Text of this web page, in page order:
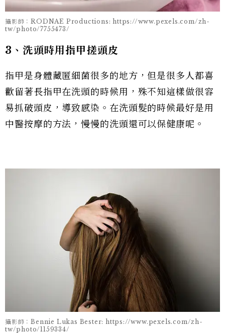
攝影師：RODNAE Productions: https://www.pexels.com/zh-
tw/photo/7755473/
3、洗頭時用指甲搓頭皮
指甲是身體藏匿細菌很多的地方，但是很多人都喜
歡留著長指甲在洗頭的時候用，殊不知這樣做很容
易抓破頭皮，導致感染。在洗頭髮的時候最好是用
中醫按摩的方法，慢慢的洗頭還可以保健康呢。
攝影師：Bennie Lukas Bester: https://www.pexels.com/zh-
tw/photo/1159334/